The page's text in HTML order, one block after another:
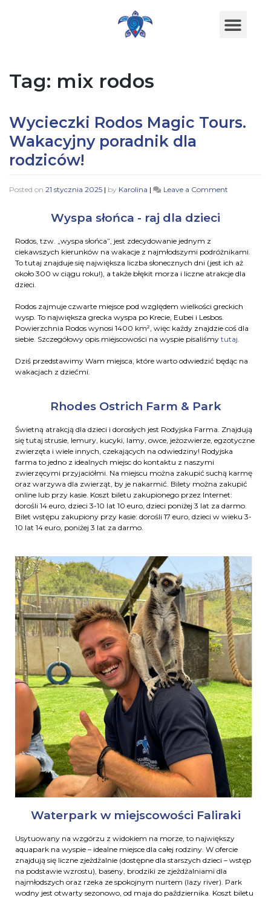
Tag: mix rodos
Wycieczki Rodos Magic Tours.
Wakacyjny poradnik dla
rodziców!
Posted on 21 stycznia 2025 | by Karolina | Leave a Comment
Wyspa słońca - raj dla dzieci
Rodos, tzw. „wyspa słońca”, jest zdecydowanie jednym z
ciekawszych kierunków na wakacje z najmłodszymi podróżnikami.
To tutaj znajduje się największa liczba słonecznych dni (jest ich aż
około 300 w ciągu roku!), a także błękit morza i liczne atrakcje dla
dzieci.
Rodos zajmuje czwarte miejsce pod względem wielkości greckich
wysp. To największa grecka wyspa po Krecie, Eubei i Lesbos.
Powierzchnia Rodos wynosi 1400 km², więc każdy znajdzie coś dla
siebie. Szczegółowy opis miejscowości na wyspie pisaliśmy tutaj
Dziś przedstawimy Wam miejsca, które warto odwiedzić będąc na
wakacjach z dziećmi.
Rhodes Ostrich Farm & Park
Świetną atrakcją dla dzieci i dorosłych jest Rodyjska Farma. Znajdują
się tutaj strusie, lemury, kucyki, lamy, owce, jeżozwierze, egzotyczne
zwierzęta i wiele innych, czekających na odwiedziny! Rodyjska
farma to jedno z idealnych miejsc do kontaktu z naszymi
zwierzęcymi przyjaciółmi. Na miejscu można zakupić suchą karmę
oraz warzywa dla zwierząt, by je nakarmić. Bilety można zakupić
online lub przy kasie. Koszt biletu zakupionego przez Internet:
dorośli 14 euro, dzieci 3-10 lat 10 euro, dzieci poniżej 3 lat za darmo.
Bilet wstępu zakupiony przy kasie: dorośli 17 euro, dzieci w wieku 3-
10 lat 14 euro, poniżej 3 lat za darmo.
Waterpark w miejscowości Faliraki
Usytuowany na wzgórzu z widokiem na morze, to największy
aquapark na wyspie – idealne miejsce dla całej rodziny. W ofercie
znajdują się liczne zjeżdżalnie (dostępne dla starszych dzieci – wstęp
na podstawie wzrostu), baseny, brodziki ze zjeżdżalniami dla
najmłodszych oraz rzeka ze spokojnym nurtem (lazy river). Park
wodny jest otwarty sezonowo, od maja do października. Koszt biletu